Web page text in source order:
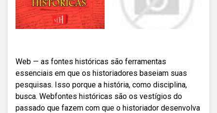
Web — as fontes históricas são ferramentas
essenciais em que os historiadores baseiam suas
pesquisas. Isso porque a história, como disciplina,
busca. Webfontes históricas são os vestígios do
passado que fazem com que o historiador desenvolva